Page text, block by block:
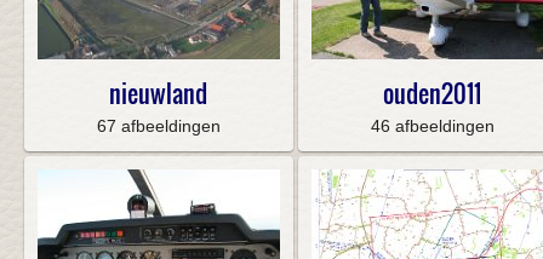
nieuwland
67 afbeeldingen
ouden2011
46 afbeeldingen